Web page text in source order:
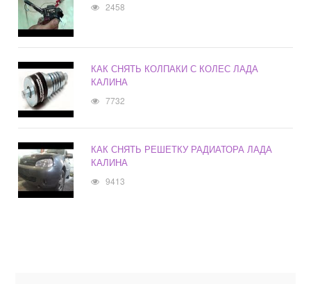
2458
КАК СНЯТЬ КОЛПАКИ С КОЛЕС ЛАДА
КАЛИНА
7732
КАК СНЯТЬ РЕШЕТКУ РАДИАТОРА ЛАДА
КАЛИНА
9413